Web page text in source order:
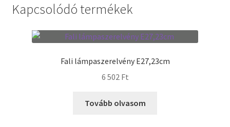
Pénztár
Kapcsolódó termékek
Fali lámpaszerelvény E27,23cm
6 502 Ft
Tovább olvasom